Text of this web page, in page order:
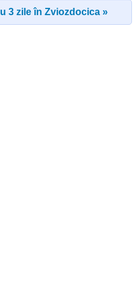
3 zile în Zviozdocica »